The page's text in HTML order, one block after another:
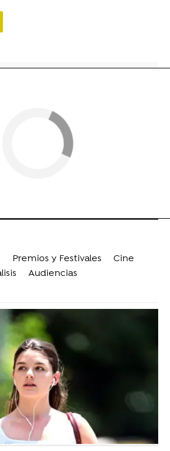
Premios y Festivales
Cine
Audiencias